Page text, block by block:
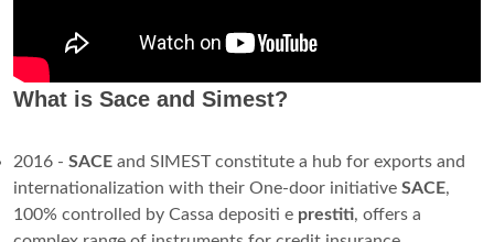
What is Sace and Simest?
2016 - SACE and SIMEST constitute a hub for exports and
internationalization with their One-door initiative SACE,
100% controlled by Cassa depositi e prestiti, offers a